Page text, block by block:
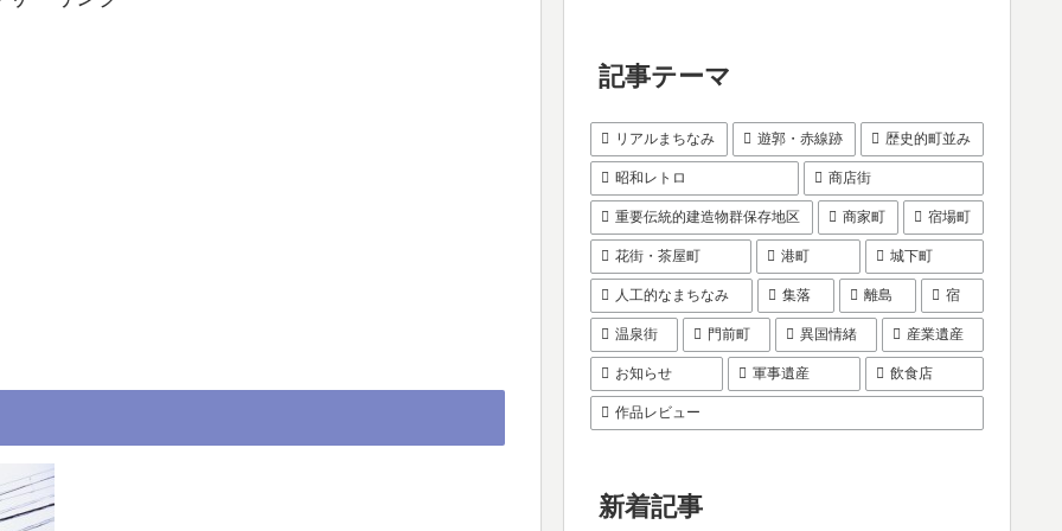
記事テーマ
リアルまちなみ 遊郭・赤線跡 歴史的町並み
昭和レトロ 商店街
重要伝統的建造物群保存地区 商家町 宿場町
花街・茶屋町 港町 城下町
人工的なまちなみ 集落 離島 宿
温泉街 門前町 異国情緒 産業遺産
お知らせ 軍事遺産 飲食店
作品レビュー
新着記事